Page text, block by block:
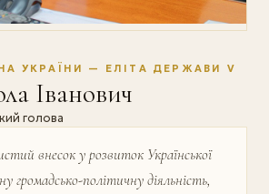
УКРАЇНИ — ЕЛІТА ДЕРЖАВИ V
Іванович
голова
внесок у розвиток Україн­ської
громадсько-політичну діяльність,